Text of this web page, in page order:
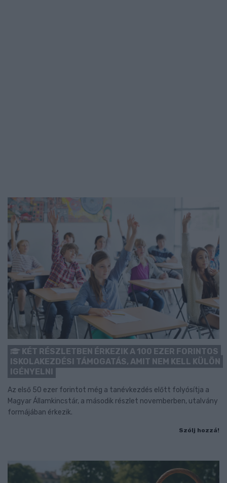
KÉT RÉSZLETBEN ÉRKEZIK A 100 EZER FORINTOS
ISKOLAKEZDÉSI TÁMOGATÁS, AMIT NEM KELL KÜLÖN
IGÉNYELNI
Az első 50 ezer forintot még a tanévkezdés előtt folyósítja a
Magyar Államkincstár, a második részlet novemberben, utalvány
formájában érkezik.
Szólj hozzá!